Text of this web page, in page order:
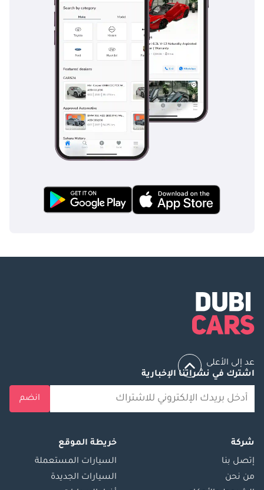
عد إلى الأعلى
اشترك في نشراتنا الإخبارية
انضم
شركة
إتصل بنا
من نحن
خريطة الموقع
السيارات المستعملة
السيارات الجديدة